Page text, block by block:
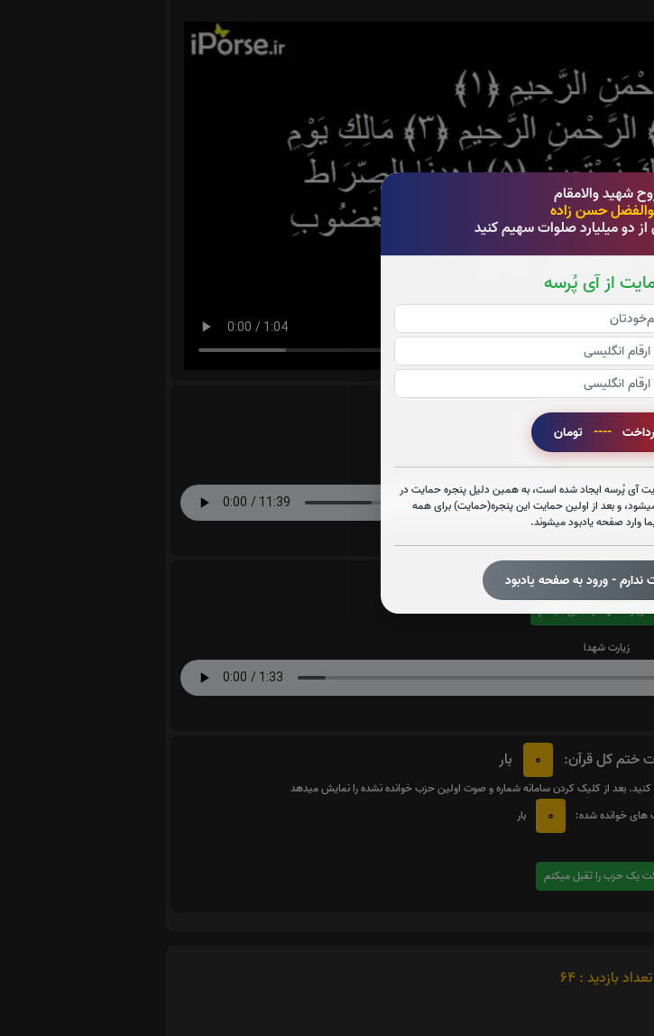
شهید والامقام
حسن زاده
دو میلیارد صلوات سهیم کنید
از آی پُرسه
---- تومان
آی پُرسه ایجاد شده است، به همین دلیل پنجره حمایت در
و بعد از اولین حمایت این پنجره(حمایت) برای همه
وارد صفحه یادبود میشوند.
- ورود به صفحه یادبود
میکنم
زیارت عاشورا - فانی
میکنم
زیارت شهدا
ختم کل قرآن: 0 بار
کنید. بعد از کلیک کردن سامانه شماره و صوت اولین حزب خوانده نشده را نمایش میدهد
های خوانده شده:
0 بار
یک حزب را تقبل میکنم
تعداد بازدید : 64